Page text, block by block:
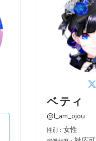
ベティ
@I_am_ojou
性別：女性